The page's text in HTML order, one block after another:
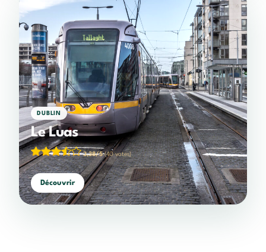
DUBLIN
Le Luas
3,38/5(40 votes)
Découvrir